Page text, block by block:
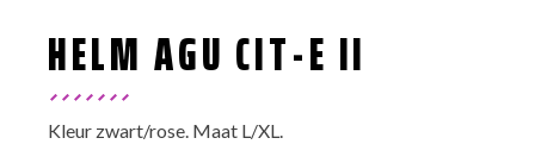
HELM AGU CIT-E II
Kleur zwart/rose. Maat L/XL.